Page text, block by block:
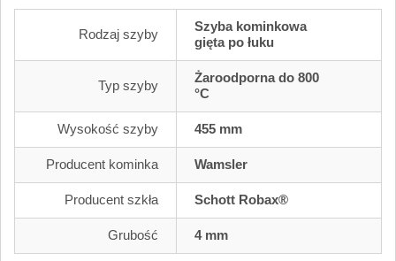
Rodzaj szyby
Szyba kominkowa
gięta po łuku
Typ szyby
Żaroodporna do 800
°C
Wysokość szyby 455 mm
Producent kominka Wamsler
Producent szkła Schott Robax®
Grubość 4 mm